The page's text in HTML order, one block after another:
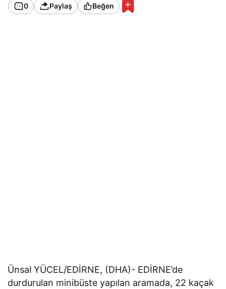
0 Paylaş Beğen
Ünsal YÜCEL/EDİRNE, (DHA)- EDİRNE’de
durdurulan minibüste yapılan aramada, 22 kaçak